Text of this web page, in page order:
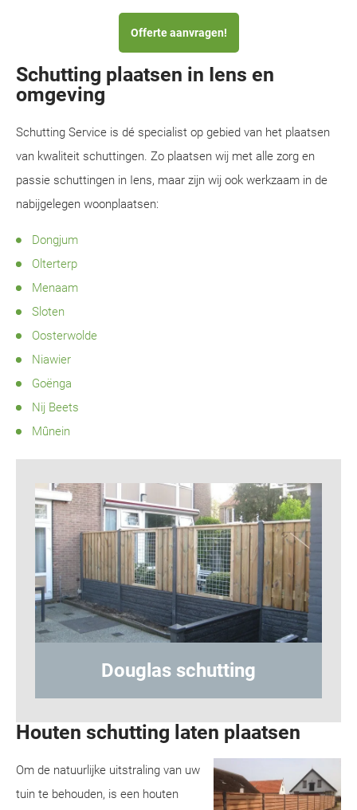
Offerte aanvragen!
Schutting plaatsen in Iens en
omgeving
Schutting Service is dé specialist op gebied van het plaatsen
van kwaliteit schuttingen. Zo plaatsen wij met alle zorg en
passie schuttingen in Iens, maar zijn wij ook werkzaam in de
nabijgelegen woonplaatsen:
Dongjum
Olterterp
Menaam
Sloten
Oosterwolde
Niawier
Goënga
Nij Beets
Mûnein
Hout-
Houten schutting laten plaatsen
Om de natuurlijke uitstraling van uw
tuin te behouden, is een houten